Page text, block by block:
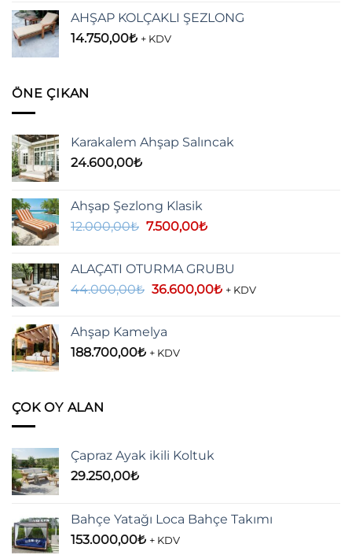
AHŞAP KOLÇAKLI ŞEZLONG
14.750,00₺ + KDV
ÖNE ÇIKAN
Karakalem Ahşap Salıncak
24.600,00₺
Ahşap Şezlong Klasik
12.000,00₺ Orijinal
7.500,00₺Şu
7.500,00₺.
ALAÇATI OTURMA GRUBU
44.000,00₺ Orijinal
36.600,00₺Şu
+ KDV
Ahşap Kamelya
188.700,00₺ + KDV
ÇOK OY ALAN
Çapraz Ayak ikili Koltuk
29.250,00₺
Bahçe Yatağı Loca Bahçe Takımı
153.000,00₺ + KDV